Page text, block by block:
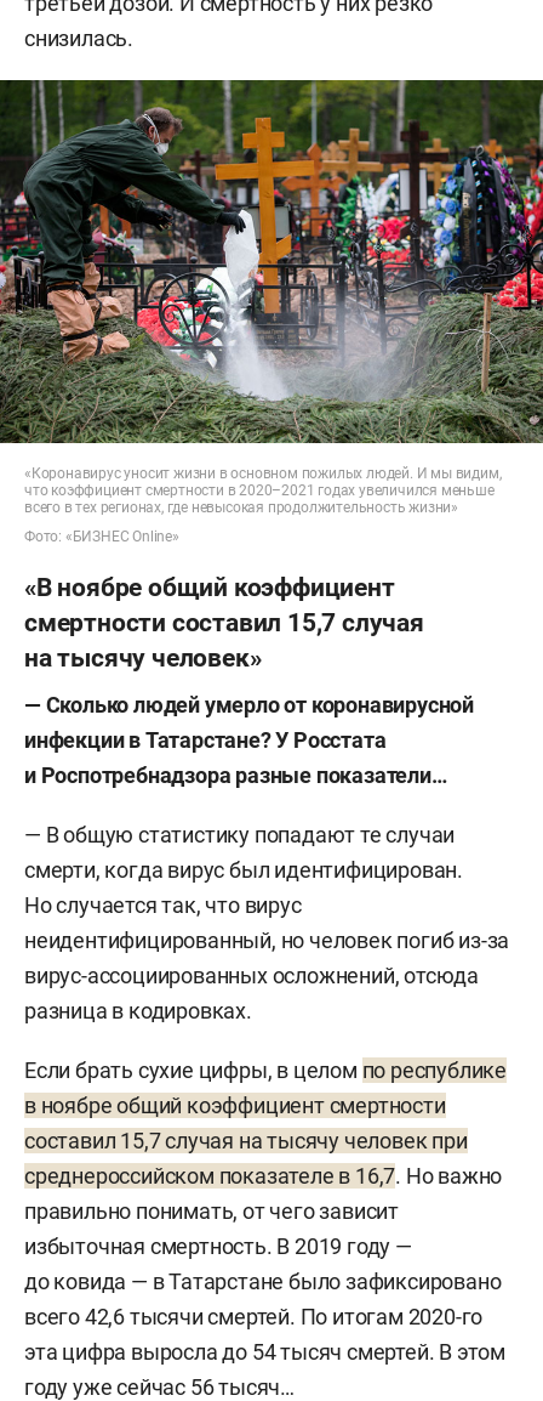
снизилась.
«Коронавирус уносит жизни в основном пожилых людей. И мы видим,
что коэффициент смертности в 2020–2021 годах увеличился меньше
всего в тех регионах, где невысокая продолжительность жизни»
Фото: «БИЗНЕС Online»
«В ноябре общий коэффициент
смертности составил 15,7 случая
на тысячу человек»
— Сколько людей умерло от коронавирусной
инфекции в Татарстане? У Росстата
и Роспотребнадзора разные показатели…
— В общую статистику попадают те случаи
смерти, когда вирус был идентифицирован.
Но случается так, что вирус
неидентифицированный, но человек погиб из-за
вирус-ассоциированных осложнений, отсюда
разница в кодировках.
Если брать сухие цифры, в целом по республике
в ноябре общий коэффициент смертности
составил 15,7 случая на тысячу человек при
среднероссийском показателе в 16,7. Но важно
правильно понимать, от чего зависит
избыточная смертность. В 2019 году —
до ковида — в Татарстане было зафиксировано
всего 42,6 тысячи смертей. По итогам 2020-го
эта цифра выросла до 54 тысяч смертей. В этом
году уже сейчас 56 тысяч…